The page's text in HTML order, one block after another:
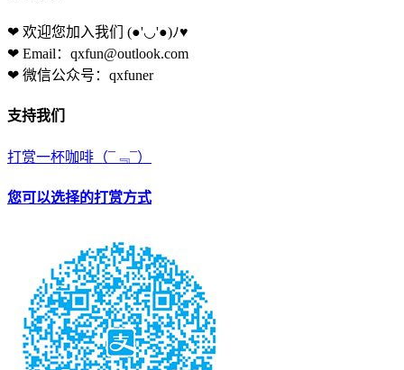
❤ 欢迎您加入我们 (●'◡'●)ﾉ♥
❤ Email：qxfun@outlook.com
❤ 微信公众号：qxfuner
支持我们
打赏一杯咖啡 （¯﹃¯）
您可以选择的打赏方式